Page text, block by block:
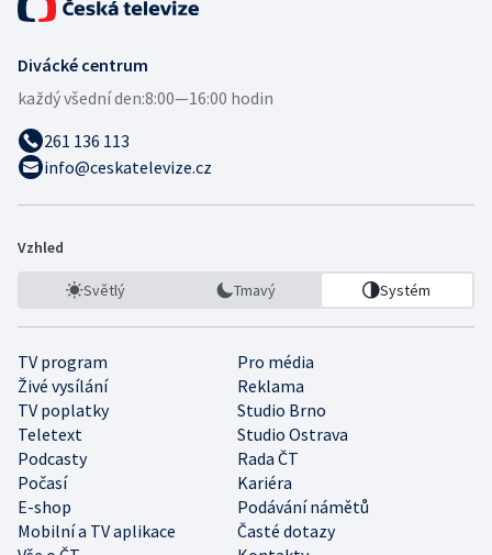
Divácké centrum
každý všední den:8:00—16:00 hodin
261 136 113
info@ceskatelevize.cz
Vzhled
Světlý Tmavý Systém
TV program
Pro média
Živé vysílání
Reklama
TV poplatky
Studio Brno
Teletext
Studio Ostrava
Podcasty
Rada ČT
Počasí
Kariéra
E-shop
Podávání námětů
Mobilní a TV aplikace
Časté dotazy